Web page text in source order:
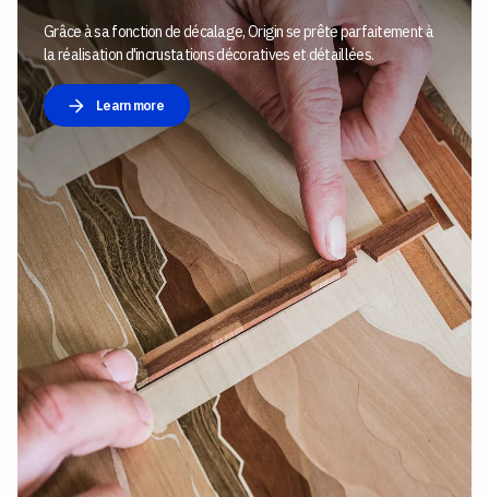
Grâce à sa fonction de décalage, Origin se prête parfaitement à
la réalisation d'incrustations décoratives et détaillées.
Learn more